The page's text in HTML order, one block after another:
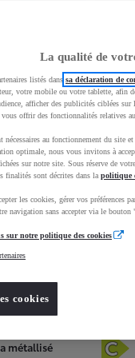
Services
Occasions
métallisé
La qualité de
listés dans sa déclaration de
votre mobile ou votre tablette, afin
afficher des publicités ciblées
offrir des fonctionnalités relatives
nécessaires au fonctionnement du site
optimale, nous vous invitons à
sur notre site. Sous réserve de
finalités sont décrites dans la politique
les cookies, gérer vos
navigation sans accepter via le bouton
sur notre politique des cookies
cookies